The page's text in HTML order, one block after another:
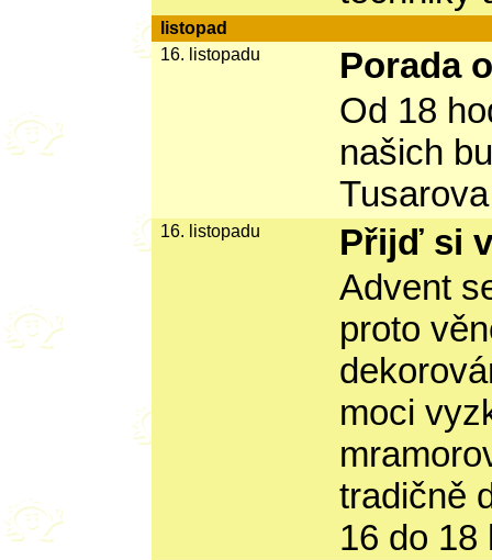
listopad
16. listopadu
Porada
Od 18
našich
16. listopadu
Přijď si
Advent
proto
moci
tradičně
16 do 18